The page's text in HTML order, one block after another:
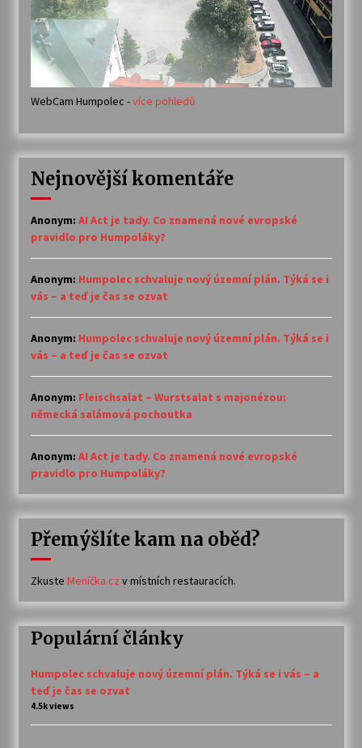
WebCam Humpolec -více pohledů
Nejnovější komentáře
Anonym: AI Act je tady. Co znamená nové evropské
pravidlo pro Humpoláky?
Anonym: Humpolec schvaluje nový územní plán. Týká se i
vás – a teď je čas se ozvat
Anonym: Humpolec schvaluje nový územní plán. Týká se i
vás – a teď je čas se ozvat
Anonym: Fleischsalat – Wurstsalat s majonézou:
německá salámová pochoutka
Anonym: AI Act je tady. Co znamená nové evropské
pravidlo pro Humpoláky?
Přemýšlíte kam na oběd?
Zkuste Meníčka.cz v místních restauracích.
Populární články
Humpolec schvaluje nový územní plán. Týká se i vás – a
teď je čas se ozvat
4.5k views